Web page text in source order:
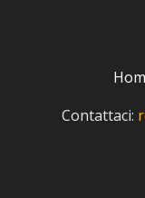
Contattaci: